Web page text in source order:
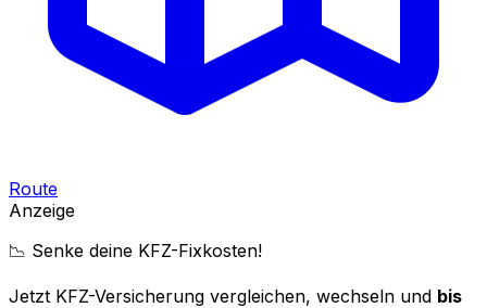
Route
Anzeige
📉 Senke deine KFZ-Fixkosten!
Jetzt KFZ-Versicherung vergleichen, wechseln und bis